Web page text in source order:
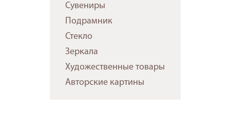
Сувениры
Подрамник
Стекло
Зеркала
Художественные товары
Авторские картины